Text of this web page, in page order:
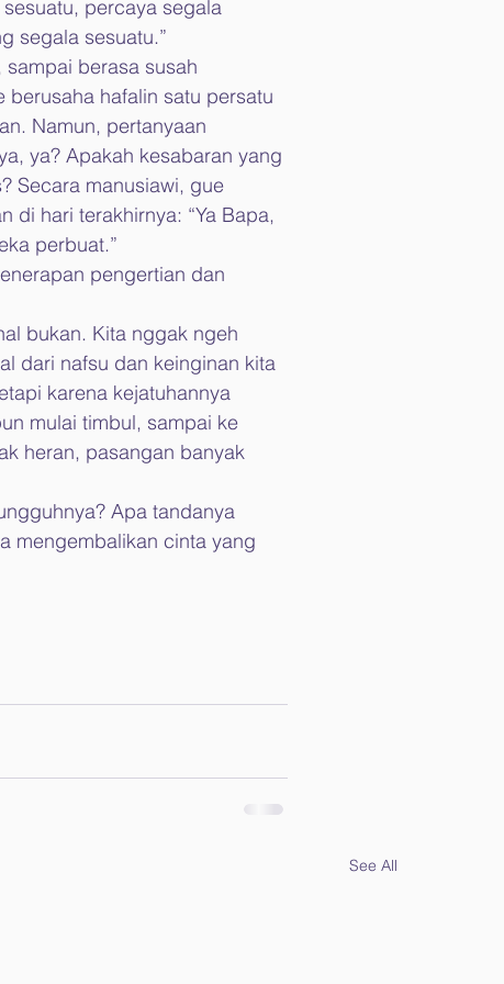
percaya segala
segala sesuatu.”
berasa susah
hafalin satu persatu
Namun, pertanyaan
ya? Apakah kesabaran yang
Secara manusiawi, gue
di hari terakhirnya: “Ya Bapa,
perbuat.”
pengertian dan
bukan. Kita nggak ngeh
dari nafsu dan keinginan kita
karena kejatuhannya
mulai timbul, sampai ke
heran, pasangan banyak
Apa tandanya
mengembalikan cinta yang
See All